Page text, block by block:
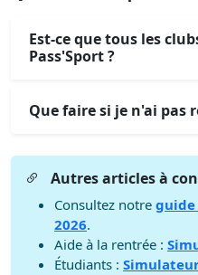
Est-ce que tous les
Pass'Sport ?
Que faire si je n'ai pas
Autres articles à
Consultez notre guide
2026.
Aide à la rentrée :
Étudiants :